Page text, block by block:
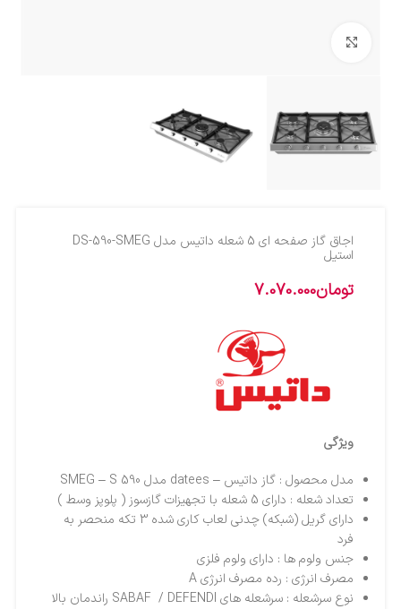
اجاق گاز صفحه ای 5 شعله داتیس مدل DS-590-SMEG
استیل
تومان7.070.000
ویژگی
مدل محصول : گاز داتیس – datees مدل 590 SMEG – S
تعداد شعله : دارای 5 شعله با تجهیزات گازسوز ( پلوپز وسط )
دارای گریل (شبکه) چدنی لعاب کاری شده 3 تکه منحصر به
فرد
جنس ولوم ها : دارای ولوم فلزی
مصرف انرژی : رده مصرف انرژی A
نوع سرشعله : سرشعله های SABAF / DEFENDI راندمان بالا